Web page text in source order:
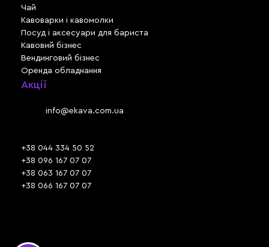
Чай
Кавоварки і кавомолки
Посуд і аксесуари для бариста
Кавовий бізнес
Вендинговий бізнес
Оренда обладнання
Акції
info@ekava.com.ua
+38 044 334 50 52
+38 096 167 07 07
+38 063 167 07 07
+38 066 167 07 07